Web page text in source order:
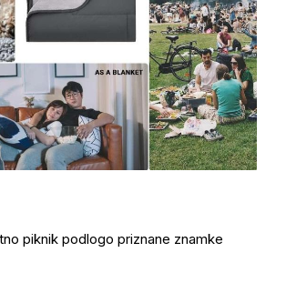
piknik podlogo priznane znamke